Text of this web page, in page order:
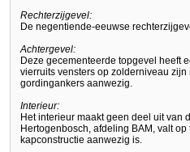
Rechterzijgevel:
De negentiende-eeuwse
Achtergevel:
Deze gecementeerde topgevel heeft
vierruits vensters op zolderniveau
gordingankers aanwezig.
Interieur:
Het interieur maakt geen deel uit van
Hertogenbosch, afdeling BAM, valt
kapconstructie aanwezig is.